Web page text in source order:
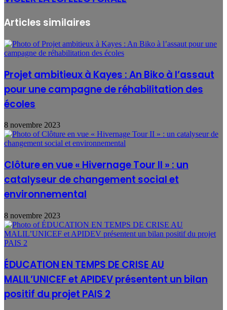
Articles similaires
Projet ambitieux à Kayes : An Biko à l’assaut
pour une campagne de réhabilitation des
écoles
8 novembre 2023
Clôture en vue « Hivernage Tour II » : un
catalyseur de changement social et
environnemental
8 novembre 2023
ÉDUCATION EN TEMPS DE CRISE AU
MALIL’UNICEF et APIDEV présentent un bilan
positif du projet PAIS 2